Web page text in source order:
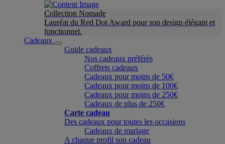
Collection Nomade
Lauréat du Red Dot Award pour son design élégant et
fonctionnel.
Cadeaux
Guide cadeaux
Nos cadeaux préférés
Coffrets cadeaux
Cadeaux pour moins de 50€
Cadeaux pour moins de 100€
Cadeaux pour moins de 250€
Cadeaux de plus de 250€
Carte cadeau
Des cadeaux pour toutes les occasions
Cadeaux de mariage
A chaque profil son cadeau